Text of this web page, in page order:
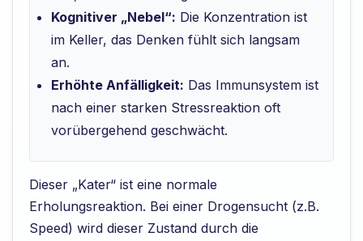
Kognitiver „Nebel“: Die Konzentration ist
im Keller, das Denken fühlt sich langsam
an.
Erhöhte Anfälligkeit: Das Immunsystem ist
nach einer starken Stressreaktion oft
vorübergehend geschwächt.
Dieser „Kater“ ist eine normale
Erholungsreaktion. Bei einer Drogensucht (z.B.
Speed) wird dieser Zustand durch die